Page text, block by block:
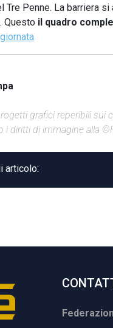
Tre Penne. La barriera
Questo il quadro
grafici reperibili sui
i diritti di immagine alla
articolo: